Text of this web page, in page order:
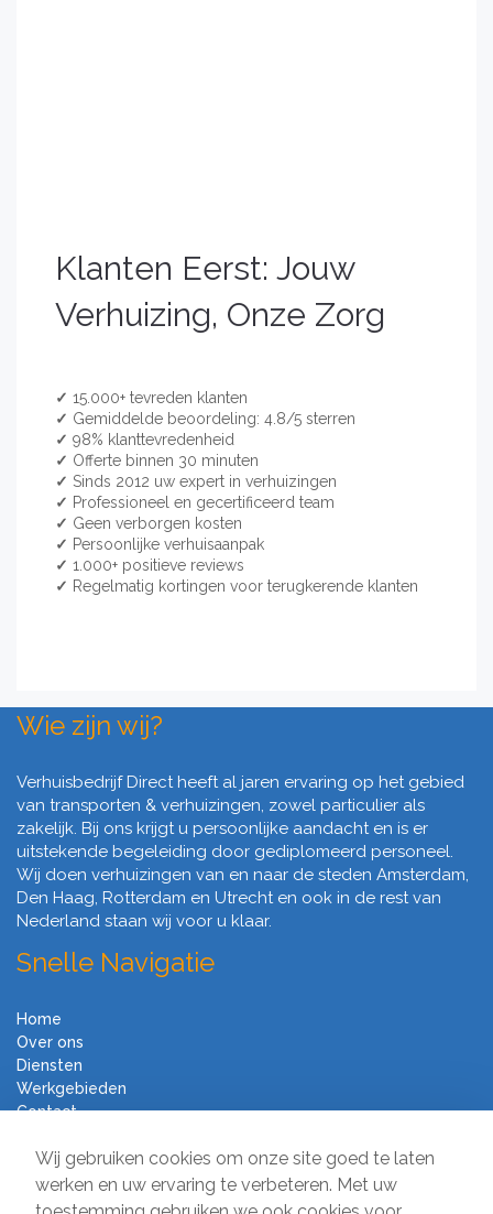
Wij gebruiken cookies om onze site goed te laten
werken en uw ervaring te verbeteren. Met uw
Klanten Eerst: Jouw
Verhuizing, Onze Zorg
✓ 15.000+ tevreden klanten
✓ Gemiddelde beoordeling: 4.8/5 sterren
✓ 98% klanttevredenheid
✓ Offerte binnen 30 minuten
✓ Sinds 2012 uw expert in verhuizingen
✓ Professioneel en gecertificeerd team
✓ Geen verborgen kosten
✓ Persoonlijke verhuisaanpak
✓ 1.000+ positieve reviews
✓ Regelmatig kortingen voor terugkerende klanten
Wie zijn wij?
Verhuisbedrijf Direct heeft al jaren ervaring op het gebied
van transporten & verhuizingen, zowel particulier als
zakelijk. Bij ons krijgt u persoonlijke aandacht en is er
uitstekende begeleiding door gediplomeerd personeel.
Wij doen verhuizingen van en naar de steden Amsterdam,
Den Haag, Rotterdam en Utrecht en ook in de rest van
Nederland staan wij voor u klaar.
Snelle Navigatie
Home
Over ons
Diensten
Werkgebieden
Contact
Verhuisbedrijf Direct